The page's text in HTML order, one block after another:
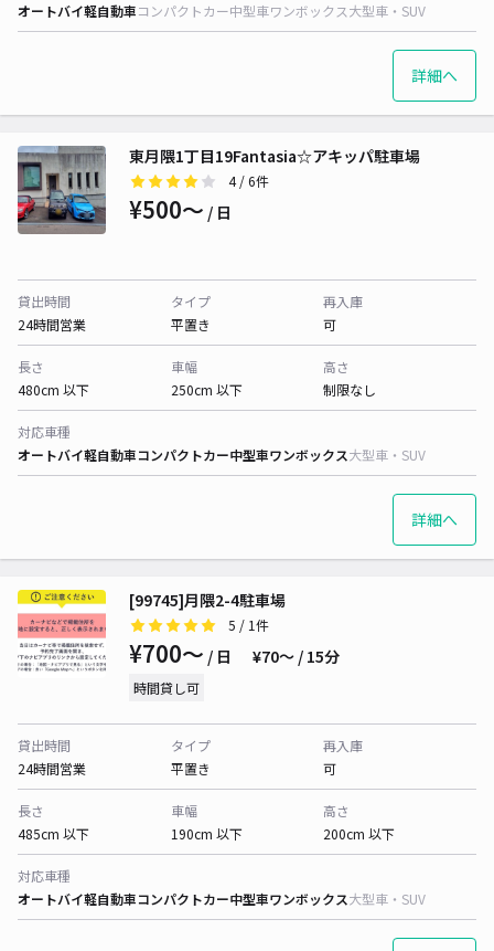
オートバイ軽自動車コンパクトカー中型車ワンボックス大型車・SUV
詳細へ
東月隈1丁目19Fantasia☆アキッパ駐車場
4/ 6件
¥500〜 / 日
貸出時間
24時間営業
タイプ
平置き
再入庫
可
長さ
480cm 以下
車幅
250cm 以下
高さ
制限なし
対応車種
オートバイ軽自動車コンパクトカー中型車ワンボックス大型車・SUV
詳細へ
[99745]月隈2-4駐車場
5 / 1件
¥700〜 / 日 ¥70〜 / 15分
時間貸し可
貸出時間
24時間営業
タイプ
平置き
再入庫
可
長さ
485cm 以下
車幅
190cm 以下
高さ
200cm 以下
対応車種
オートバイ軽自動車コンパクトカー中型車ワンボックス大型車・SUV